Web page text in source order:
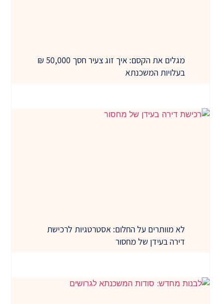
מגלים את הקסם: איך זוג צעיר חסך 50,000 ₪
בעלויות המשכנתא
לא מוותרים על החלום: אסטרטגיות לרכישת
דירה בעידן של מחסור